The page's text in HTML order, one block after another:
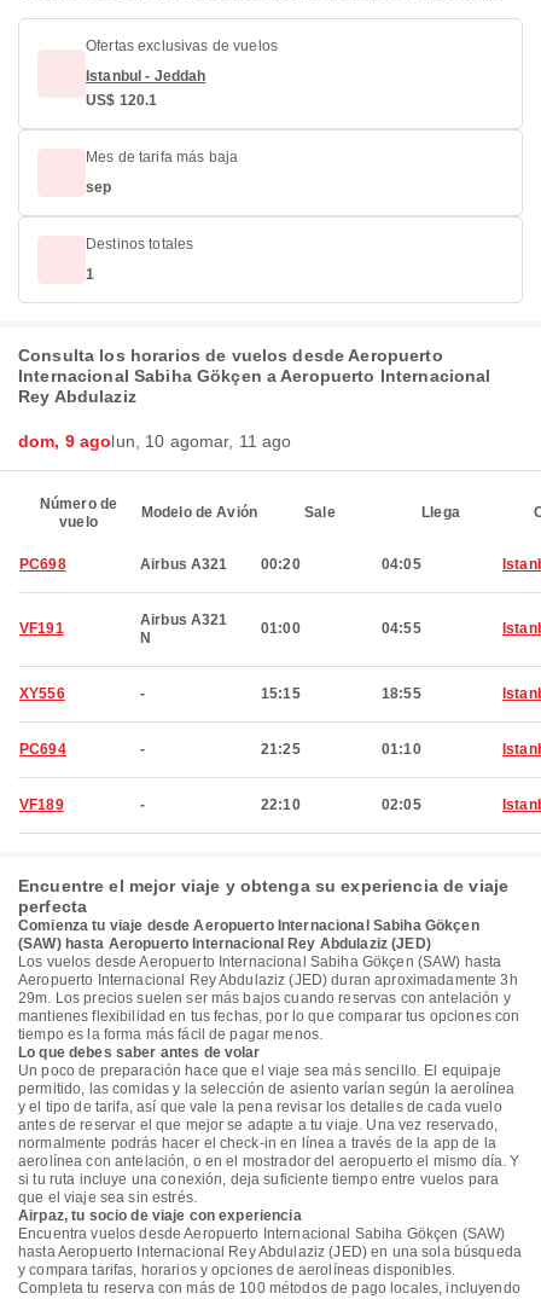
Ofertas exclusivas de vuelos
Istanbul - Jeddah
US$ 120.1
Mes de tarifa más baja
sep
Destinos totales
1
Consulta los horarios de vuelos desde Aeropuerto
Internacional Sabiha Gökçen a Aeropuerto Internacional
Rey Abdulaziz
dom, 9 agolun, 10 agomar, 11 ago
Número de
vuelo
Modelo de Avión Sale Llega
PC698 Airbus A321 00:20 04:05
VF191
Airbus A321
N
01:00 04:55
XY556 - 15:15 18:55
PC694 - 21:25 01:10
VF189 - 22:10 02:05
Encuentre el mejor viaje y obtenga su experiencia de viaje
perfecta
Comienza tu viaje desde Aeropuerto Internacional Sabiha Gökçen
(SAW) hasta Aeropuerto Internacional Rey Abdulaziz (JED)
Los vuelos desde Aeropuerto Internacional Sabiha Gökçen (SAW) hasta
Aeropuerto Internacional Rey Abdulaziz (JED) duran aproximadamente 3h
29m. Los precios suelen ser más bajos cuando reservas con antelación y
mantienes flexibilidad en tus fechas, por lo que comparar tus opciones con
tiempo es la forma más fácil de pagar menos.
Lo que debes saber antes de volar
Un poco de preparación hace que el viaje sea más sencillo. El equipaje
permitido, las comidas y la selección de asiento varían según la aerolínea
y el tipo de tarifa, así que vale la pena revisar los detalles de cada vuelo
antes de reservar el que mejor se adapte a tu viaje. Una vez reservado,
normalmente podrás hacer el check-in en línea a través de la app de la
aerolínea con antelación, o en el mostrador del aeropuerto el mismo día. Y
si tu ruta incluye una conexión, deja suficiente tiempo entre vuelos para
que el viaje sea sin estrés.
Airpaz, tu socio de viaje con experiencia
Encuentra vuelos desde Aeropuerto Internacional Sabiha Gökçen (SAW)
hasta Aeropuerto Internacional Rey Abdulaziz (JED) en una sola búsqueda
y compara tarifas, horarios y opciones de aerolíneas disponibles.
Completa tu reserva con más de 100 métodos de pago locales, incluyendo